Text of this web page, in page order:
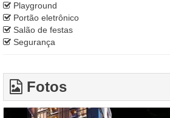
Playground
Portão eletrônico
Salão de festas
Segurança
Fotos